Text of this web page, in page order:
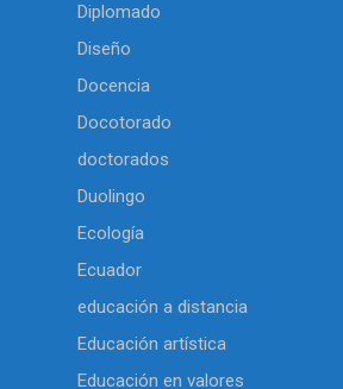
Diplomado
Diseño
Docencia
Docotorado
doctorados
Duolingo
Ecología
Ecuador
educación a distancia
Educación artística
Educación en valores